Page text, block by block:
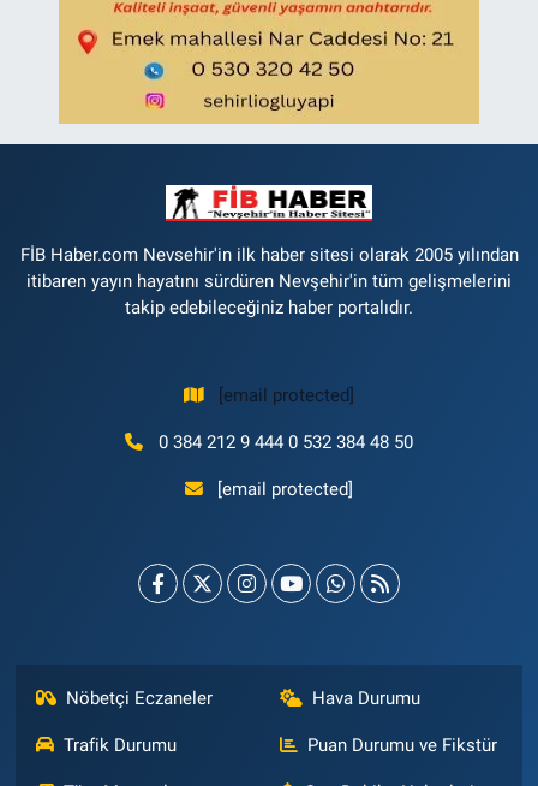
FİB Haber.com Nevsehir'in ilk haber sitesi olarak 2005 yılından
itibaren yayın hayatını sürdüren Nevşehir'in tüm gelişmelerini
takip edebileceğiniz haber portalıdır.
[email protected]
0 384 212 9 444 0 532 384 48 50
[email protected]
Nöbetçi Eczaneler Hava Durumu
Trafik Durumu Puan Durumu ve Fikstür